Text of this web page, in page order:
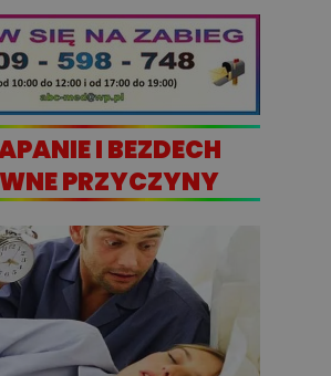
I BEZDECH
PRZYCZYNY